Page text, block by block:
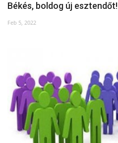
Békés, boldog új esztendőt!
Feb 5, 2022